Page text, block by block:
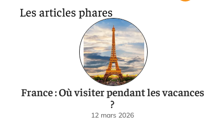
Les articles phares
France : Où visiter pendant les vacances
?
12 mars 2026